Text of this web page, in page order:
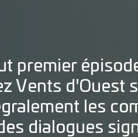
premier
Vents d'Ouest
les
dialogues